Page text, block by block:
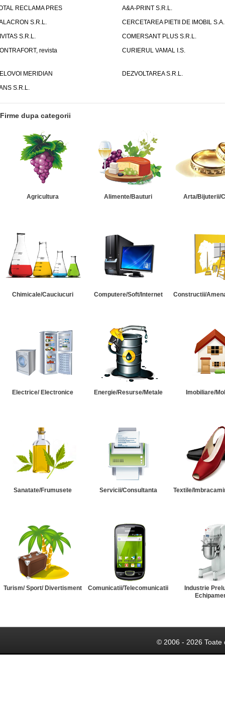
RECLAMA PRES
A&A-PRINT S.R.L.
S.R.L.
CERCETAREA PIETII DE IMOBIL S.A.
S.R.L.
COMERSANT PLUS S.R.L.
revista
CURIERUL VAMAL I.S.
MERIDIAN
DEZVOLTAREA S.R.L.
S.R.L.
Firme dupa categorii
Agricultura Alimente/Bauturi Arta/Bijuterii/
Chimicale/Cauciucuri Computere/Soft/Internet Constructii/
Electrice/ Electronice Energie/Resurse/Metale Imobiliare/
Sanatate/Frumusete Servicii/Consultanta Textile/
Turism/ Sport/ Divertisment Comunicatii/Telecomunicatii
Industrie
© 2006 - 2026